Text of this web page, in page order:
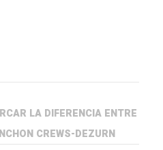
LA DIFERENCIA ENTRE
CREWS-DEZURN